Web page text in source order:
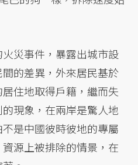
災事件，暴露出城市設
的差異，外來居民基於
住地取得戶籍，繼而失
現象，在兩岸是驚人地
是中國彼時彼地的專屬
源上被排除的情景，在